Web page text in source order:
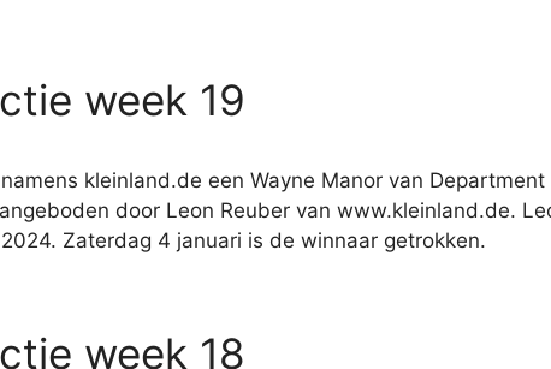
week 19
kleinland.de een Wayne Manor van
door Leon Reuber van www.kleinland.de.
Zaterdag 4 januari is de winnaar getrokken.
week 18